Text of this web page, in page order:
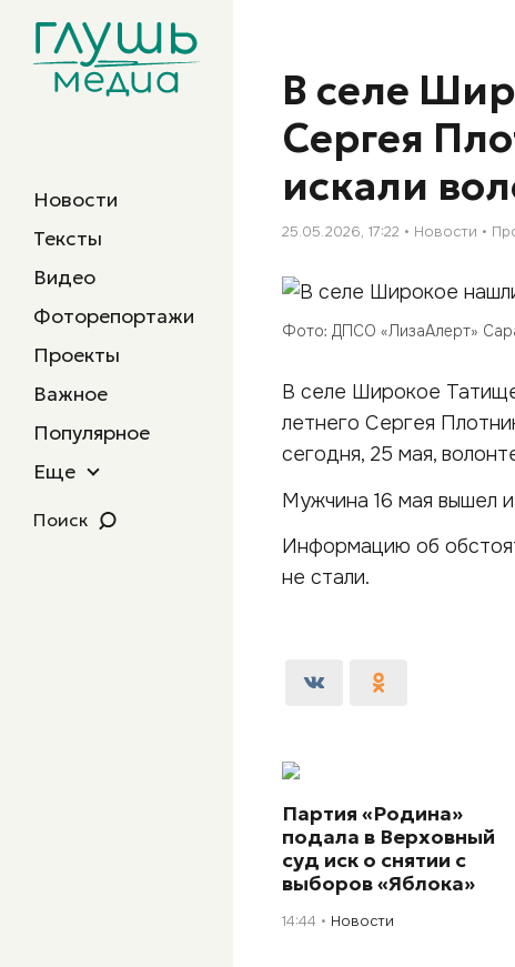
Новости
Тексты
Видео
Фоторепортажи
Проекты
Важное
Популярное
Еще
Поиск
В селе
Сергея
искали
25.05.2026, 17:22 Новости
Фото: ДПСО «ЛизаАлерт»
В селе Широкое
летнего Сергея
сегодня, 25 мая,
Мужчина 16 мая вышел
Информацию об
не стали.
Партия «Родина»
подала в Верховный
суд иск о снятии с
выборов «Яблока»
14:44 Новости